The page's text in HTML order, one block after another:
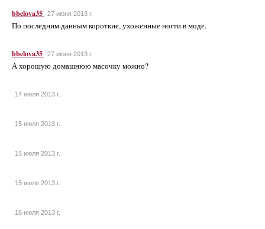
bbelova35 27 июня 2013 г.
По последним данным короткие, ухоженные ногти в моде.
bbelova35 27 июня 2013 г.
А хорошую домашнюю масочку можно?
14 июля 2013 г.
15 июля 2013 г.
15 июля 2013 г.
15 июля 2013 г.
16 июля 2013 г.